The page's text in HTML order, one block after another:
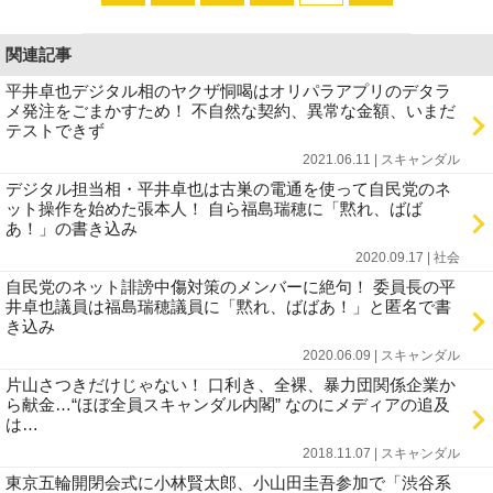
関連記事
平井卓也デジタル相のヤクザ恫喝はオリパラアプリのデタラ
メ発注をごまかすため！ 不自然な契約、異常な金額、いまだ
テストできず
2021.06.11 | スキャンダル
デジタル担当相・平井卓也は古巣の電通を使って自民党のネ
ット操作を始めた張本人！ 自ら福島瑞穂に「黙れ、ばば
あ！」の書き込み
2020.09.17 | 社会
自民党のネット誹謗中傷対策のメンバーに絶句！ 委員長の平
井卓也議員は福島瑞穂議員に「黙れ、ばばあ！」と匿名で書
き込み
2020.06.09 | スキャンダル
片山さつきだけじゃない！ 口利き、全裸、暴力団関係企業か
ら献金…“ほぼ全員スキャンダル内閣” なのにメディアの追及
は…
2018.11.07 | スキャンダル
東京五輪開閉会式に小林賢太郎、小山田圭吾参加で「渋谷系